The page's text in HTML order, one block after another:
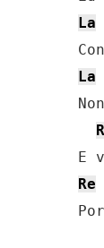
La
La
Re